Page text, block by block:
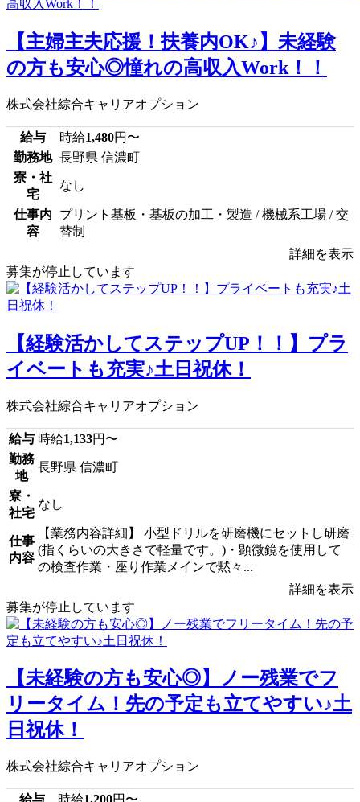
【主婦主夫応援！扶養内OK♪】未経験
の方も安心◎憧れの高収入Work！！
株式会社綜合キャリアオプション
給与 時給1,480円〜
勤務地 長野県 信濃町
寮・社
宅
なし
仕事内
容
プリント基板・基板の加工・製造 / 機械系工場 / 交
替制
詳細を表示
募集が停止しています
【経験活かしてステップUP！！】プラ
イベートも充実♪土日祝休！
株式会社綜合キャリアオプション
給与 時給1,133円〜
勤務
地
長野県 信濃町
寮・
社宅
なし
仕事
内容
【業務内容詳細】 小型ドリルを研磨機にセットし研磨
(指くらいの大きさで軽量です。)・顕微鏡を使用して
の検査作業・座り作業メインで黙々...
詳細を表示
募集が停止しています
【未経験の方も安心◎】ノー残業でフ
リータイム！先の予定も立てやすい♪土
日祝休！
株式会社綜合キャリアオプション